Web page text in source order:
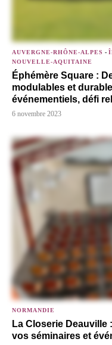
AUVERGNE-RHÔNE-ALPES -
NOUVELLE-AQUITAINE
Éphémère Square :
modulables et
événementiels, défi
6 novembre 2023
NORMANDIE
La Closerie
vos séminaires et